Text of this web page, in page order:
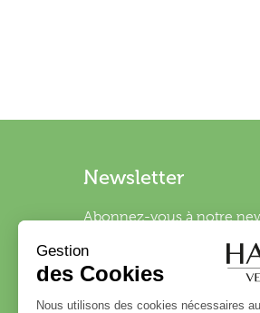
Newsletter
Abonnez-vous à notre